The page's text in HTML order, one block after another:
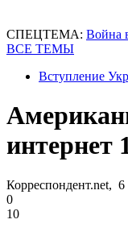
СПЕЦТЕМА: Война
ВСЕ ТЕМЫ
Вступление
интернет
Корреспондент.net, 6
0
10